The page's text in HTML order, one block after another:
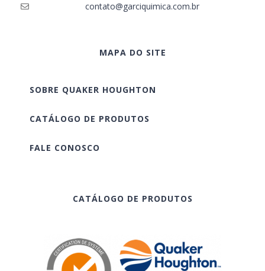
contato@garciquimica.com.br
MAPA DO SITE
SOBRE QUAKER HOUGHTON
CATÁLOGO DE PRODUTOS
FALE CONOSCO
CATÁLOGO DE PRODUTOS